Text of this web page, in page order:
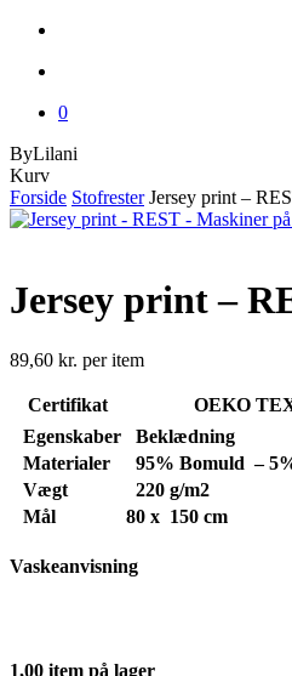
0
ByLilani
KurvClose
Cart
Forside Stofrester Jersey print –
Jersey print –
89,60 kr. per item
Certifikat
OEKO
Egenskaber
Beklædning
Materialer
95% Bomuld –
Vægt
220 g/m2
Mål
80 x 150 cm
Vaskeanvisning
1,00 item på lager